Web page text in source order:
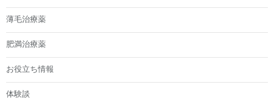
薄毛治療薬
肥満治療薬
お役立ち情報
体験談